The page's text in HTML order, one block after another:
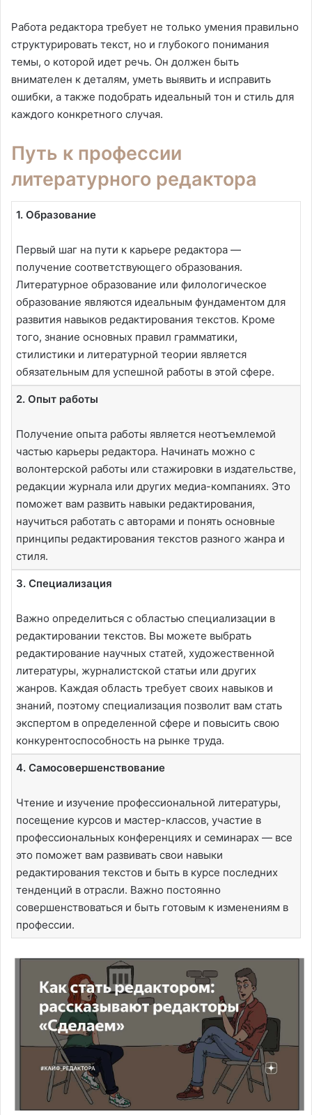
Работа редактора требует не только умения правильно
структурировать текст, но и глубокого понимания
темы, о которой идет речь. Он должен быть
внимателен к деталям, уметь выявить и исправить
ошибки, а также подобрать идеальный тон и стиль для
каждого конкретного случая.
Путь к профессии
литературного редактора
1. Образование
Первый шаг на пути к карьере редактора —
получение соответствующего образования.
Литературное образование или филологическое
образование являются идеальным фундаментом для
развития навыков редактирования текстов. Кроме
того, знание основных правил грамматики,
стилистики и литературной теории является
обязательным для успешной работы в этой сфере.
2. Опыт работы
Получение опыта работы является неотъемлемой
частью карьеры редактора. Начинать можно с
волонтерской работы или стажировки в издательстве,
редакции журнала или других медиа-компаниях. Это
поможет вам развить навыки редактирования,
научиться работать с авторами и понять основные
принципы редактирования текстов разного жанра и
стиля.
3. Специализация
Важно определиться с областью специализации в
редактировании текстов. Вы можете выбрать
редактирование научных статей, художественной
литературы, журналистской статьи или других
жанров. Каждая область требует своих навыков и
знаний, поэтому специализация позволит вам стать
экспертом в определенной сфере и повысить свою
конкурентоспособность на рынке труда.
4. Самосовершенствование
Чтение и изучение профессиональной литературы,
посещение курсов и мастер-классов, участие в
профессиональных конференциях и семинарах — все
это поможет вам развивать свои навыки
редактирования текстов и быть в курсе последних
тенденций в отрасли. Важно постоянно
совершенствоваться и быть готовым к изменениям в
профессии.